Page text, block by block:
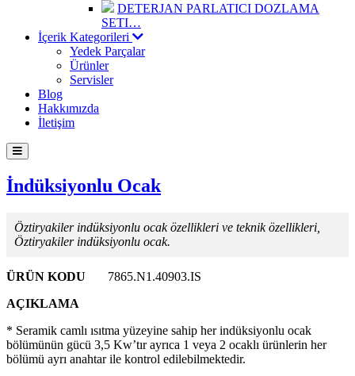
DETERJAN PARLATICI DOZLAMA
SETI…
İçerik Kategorileri
Yedek Parçalar
Ürünler
Servisler
Blog
Hakkımızda
İletişim
İndüksiyonlu Ocak
Öztiryakiler indüksiyonlu ocak özellikleri ve teknik özellikleri,
Öztiryakiler indüksiyonlu ocak.
ÜRÜN KODU
7865.N1.40903.IS
AÇIKLAMA
* Seramik camlı ısıtma yüzeyine sahip her indüksiyonlu ocak
bölümünün gücü 3,5 Kw’tır ayrıca 1 veya 2 ocaklı ürünlerin her
bölümü ayrı anahtar ile kontrol edilebilmektedir.